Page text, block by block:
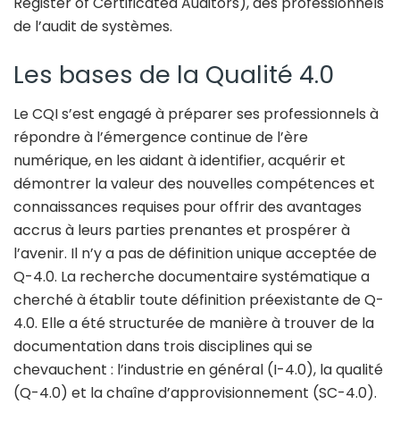
de l’audit de systèmes.
Les bases de la Qualité 4.0
Le CQI s’est engagé à préparer ses professionnels à
répondre à l’émergence continue de l’ère
numérique, en les aidant à identifier, acquérir et
démontrer la valeur des nouvelles compétences et
connaissances requises pour offrir des avantages
accrus à leurs parties prenantes et prospérer à
l’avenir. Il n’y a pas de définition unique acceptée de
Q-4.0. La recherche documentaire systématique a
cherché à établir toute définition préexistante de Q-
4.0. Elle a été structurée de manière à trouver de la
documentation dans trois disciplines qui se
chevauchent : l’industrie en général (I-4.0), la qualité
(Q-4.0) et la chaîne d’approvisionnement (SC-4.0).